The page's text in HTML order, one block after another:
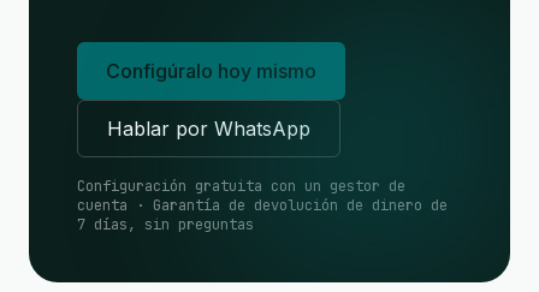
Configúralo hoy mismo
Hablar por WhatsApp
Configuración gratuita con un gestor de
cuenta · Garantía de devolución de dinero de
7 días, sin preguntas